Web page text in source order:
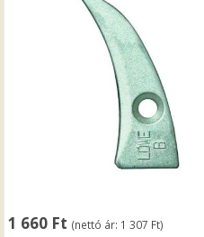
1 660 Ft (nettó ár: 1 307 Ft)